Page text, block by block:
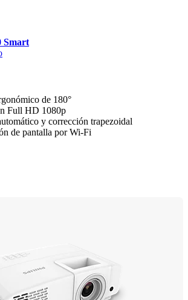
Smart
de 180°
Full HD 1080p
y corrección trapezoidal
de pantalla por Wi-Fi